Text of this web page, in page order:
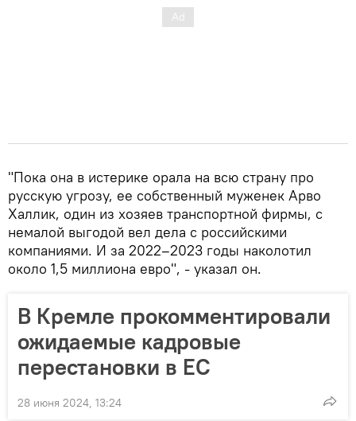
"Пока она в истерике орала на всю страну про
русскую угрозу, ее собственный муженек Арво
Халлик, один из хозяев транспортной фирмы, с
немалой выгодой вел дела с российскими
компаниями. И за 2022–2023 годы наколотил
около 1,5 миллиона евро", - указал он.
В Кремле прокомментировали
ожидаемые кадровые
перестановки в ЕС
28 июня 2024, 13:24